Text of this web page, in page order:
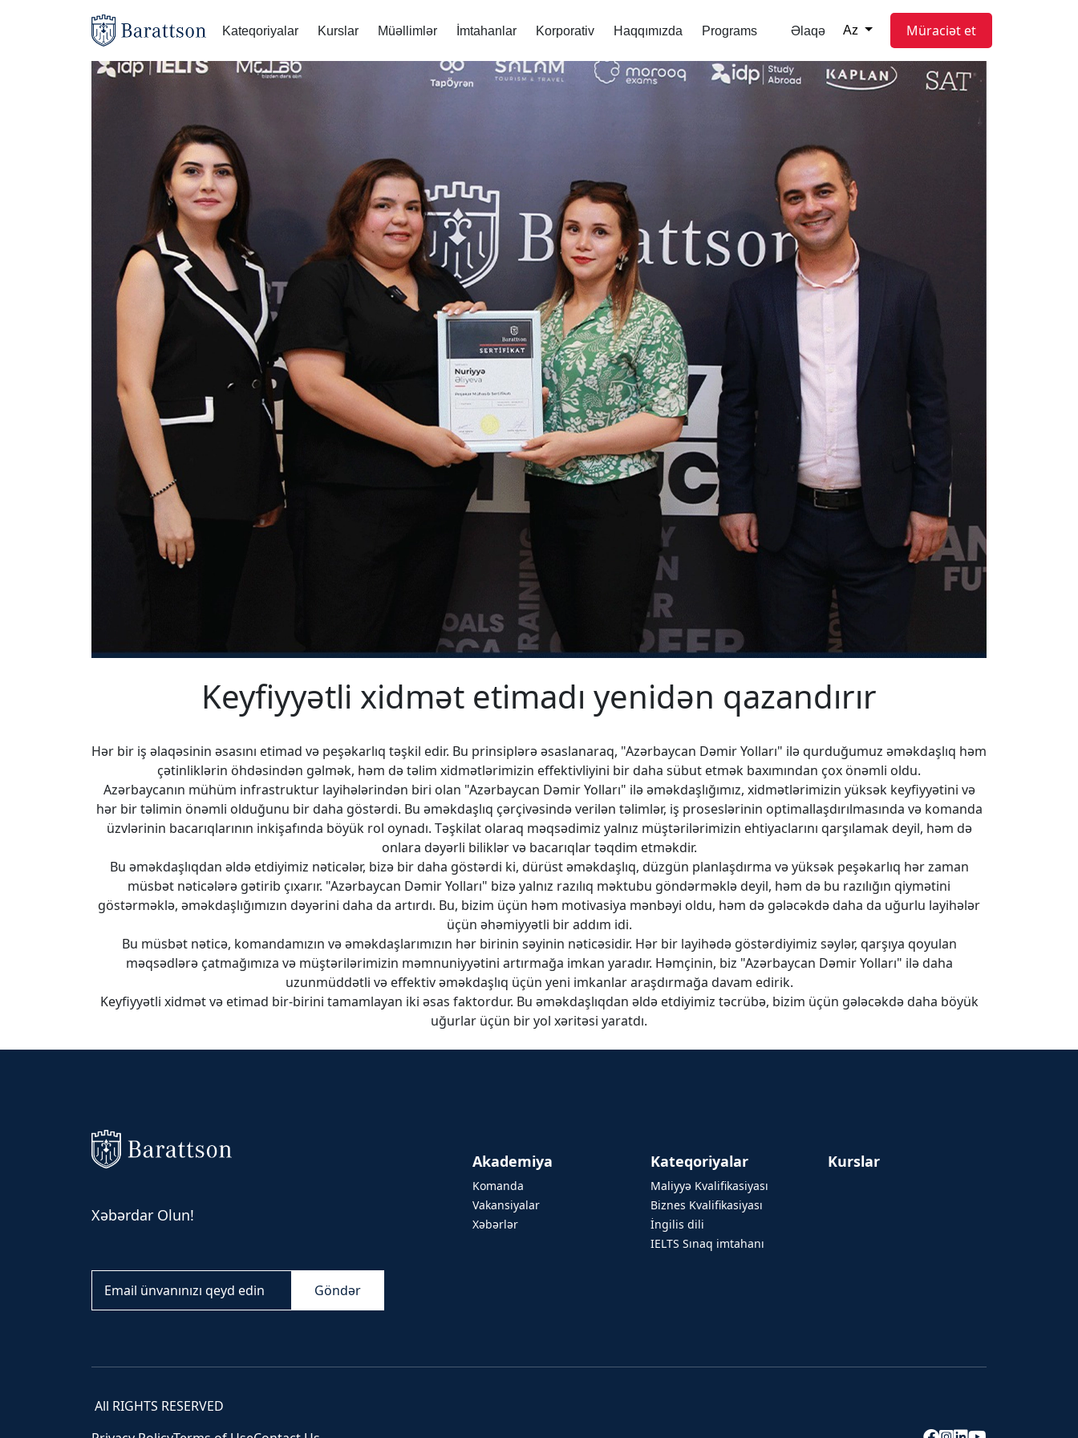
Kateqoriyalar Kurslar Müəllimlər İmtahanlar Korporativ Haqqımızda Programs Əlaqə Az Müraciət et
Keyfiyyətli xidmət etimadı yenidən qazandırır
Hər bir iş əlaqəsinin əsasını etimad və peşəkarlıq təşkil edir. Bu prinsiplərə əsaslanaraq, "Azərbaycan Dəmir Yolları" ilə qurduğumuz əməkdaşlıq həm
çətinliklərin öhdəsindən gəlmək, həm də təlim xidmətlərimizin effektivliyini bir daha sübut etmək baxımından çox önəmli oldu.
Azərbaycanın mühüm infrastruktur layihələrindən biri olan "Azərbaycan Dəmir Yolları" ilə əməkdaşlığımız, xidmətlərimizin yüksək keyfiyyətini və
hər bir təlimin önəmli olduğunu bir daha göstərdi. Bu əməkdaşlıq çərçivəsində verilən təlimlər, iş proseslərinin optimallaşdırılmasında və komanda
üzvlərinin bacarıqlarının inkişafında böyük rol oynadı. Təşkilat olaraq məqsədimiz yalnız müştərilərimizin ehtiyaclarını qarşılamak deyil, həm də
onlara dəyərli biliklər və bacarıqlar təqdim etməkdir.
Bu əməkdaşlıqdan əldə etdiyimiz nəticələr, bizə bir daha göstərdi ki, dürüst əməkdaşlıq, düzgün planlaşdırma və yüksək peşəkarlıq hər zaman
müsbət nəticələrə gətirib çıxarır. "Azərbaycan Dəmir Yolları" bizə yalnız razılıq məktubu göndərməklə deyil, həm də bu razılığın qiymətini
göstərməklə, əməkdaşlığımızın dəyərini daha da artırdı. Bu, bizim üçün həm motivasiya mənbəyi oldu, həm də gələcəkdə daha da uğurlu layihələr
üçün əhəmiyyətli bir addım idi.
Bu müsbət nəticə, komandamızın və əməkdaşlarımızın hər birinin səyinin nəticəsidir. Hər bir layihədə göstərdiyimiz səylər, qarşıya qoyulan
məqsədlərə çatmağımıza və müştərilərimizin məmnuniyyətini artırmağa imkan yaradır. Həmçinin, biz "Azərbaycan Dəmir Yolları" ilə daha
uzunmüddətli və effektiv əməkdaşlıq üçün yeni imkanlar araşdırmağa davam edirik.
Keyfiyyətli xidmət və etimad bir-birini tamamlayan iki əsas faktordur. Bu əməkdaşlıqdan əldə etdiyimiz təcrübə, bizim üçün gələcəkdə daha böyük
uğurlar üçün bir yol xəritəsi yaratdı.
Xəbərdar Olun!
Göndər
Akademiya
Komanda
Vakansiyalar
Xəbərlər
Kateqoriyalar
Maliyyə Kvalifikasiyası
Biznes Kvalifikasiyası
İngilis dili
IELTS Sınaq imtahanı
Kurslar
All RIGHTS RESERVED